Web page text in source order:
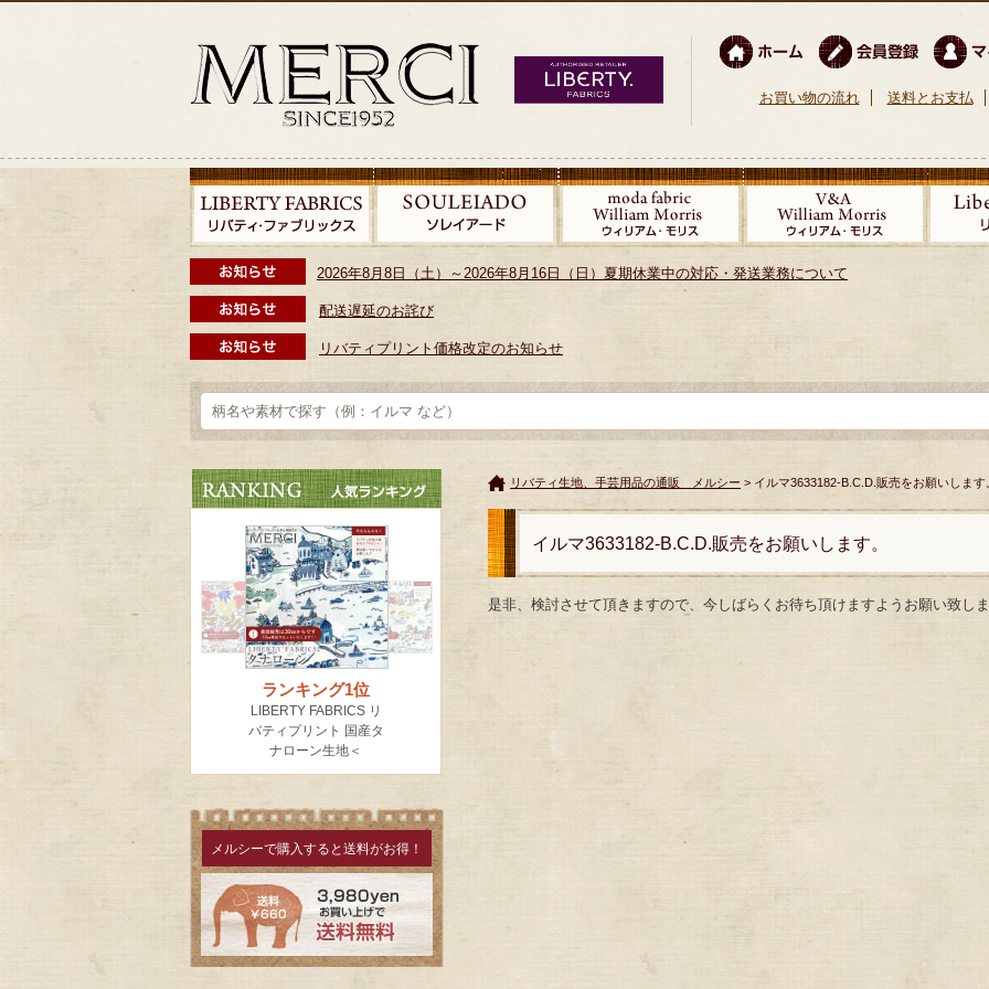
お買い物の流れ 送料とお支払
2026年8月8日（土）～2026年8月16日（日）夏期休業中の対応・発送業務について
配送遅延のお詫び
リバティプリント価格改定のお知らせ
メルシーで購入すると送料がお得！
リバティ生地、手芸用品の通販 メルシー > イルマ3633182-B.C.D.販売をお願いします
イルマ3633182-B.C.D.販売をお願いします。
是非、検討させて頂きますので、今しばらくお待ち頂けますようお願い致し